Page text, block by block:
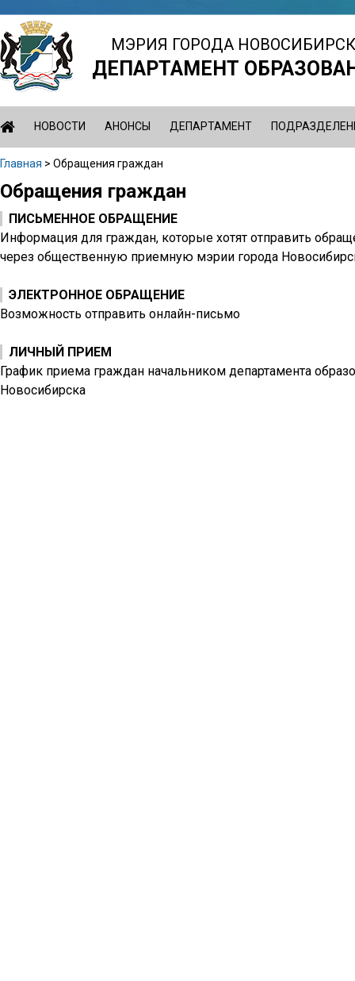
Jump
to
navigation
МЭРИЯ ГОРОДА
ДЕПАРТАМЕНТ
НОВОСТИ АНОНСЫ ДЕПАРТАМЕНТ
Вы
здесь
Главная > Обращения граждан
Back
to
top
Обращения граждан
ПИСЬМЕННОЕ ОБРАЩЕНИЕ
Информация для граждан, которые хотят отправить
через общественную приемную мэрии города
ЭЛЕКТРОННОЕ ОБРАЩЕНИЕ
Возможность отправить онлайн-письмо
ЛИЧНЫЙ ПРИЕМ
График приема граждан начальником департамента
Новосибирска